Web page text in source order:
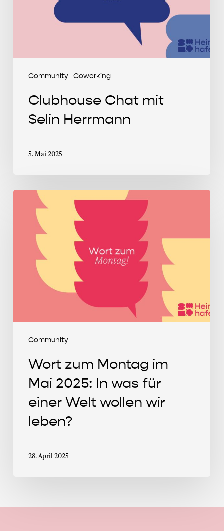
Community Coworking
Clubhouse Chat mit
Selin Herrmann
5. Mai 2025
Community
Montag
einer
Welt
leben?
Wort zum Montag im
Mai 2025: In was für
einer Welt wollen wir
leben?
28. April 2025